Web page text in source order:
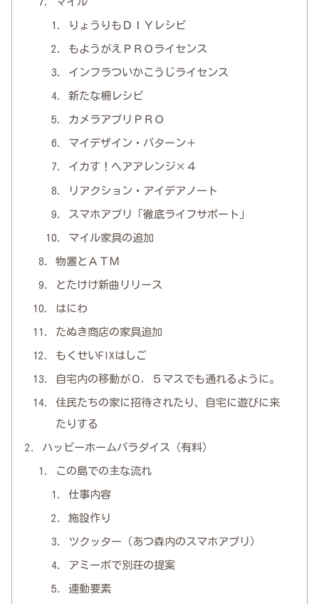
りょうりもＤＩＹレシピ
もようがえＰＲＯライセンス
インフラついかこうじライセンス
新たな柵レシピ
カメラアプリＰＲＯ
マイデザイン・パターン＋
イカす！ヘアアレンジ×４
リアクション・アイデアノート
スマホアプリ「徹底ライフサポート」
マイル家具の追加
物置とＡＴＭ
とたけけ新曲リリース
はにわ
たぬき商店の家具追加
もくせいFIXはしご
自宅内の移動が０．５マスでも通れるように。
住民たちの家に招待されたり、自宅に遊びに来
たりする
ハッピーホームパラダイス（有料）
この島での主な流れ
仕事内容
施設作り
ツクッター（あつ森内のスマホアプリ）
アミーボで別荘の提案
連動要素